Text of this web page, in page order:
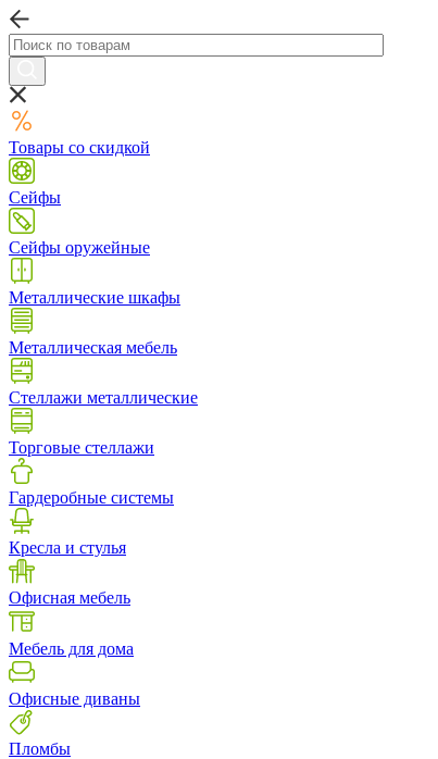
Товары со скидкой
Сейфы
Сейфы оружейные
Металлические шкафы
Металлическая мебель
Стеллажи металлические
Торговые стеллажи
Гардеробные системы
Кресла и стулья
Офисная мебель
Мебель для дома
Офисные диваны
Пломбы